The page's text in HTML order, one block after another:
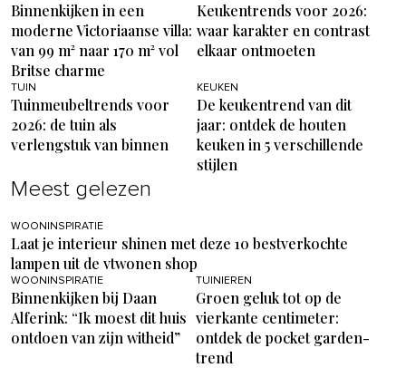
Binnenkijken in een
moderne Victoriaanse villa:
van 99 m² naar 170 m² vol
Britse charme
Keukentrends voor 2026:
waar karakter en contrast
elkaar ontmoeten
TUIN
Tuinmeubeltrends voor
2026: de tuin als
verlengstuk van binnen
KEUKEN
De keukentrend van dit
jaar: ontdek de houten
keuken in 5 verschillende
stijlen
Meest gelezen
WOONINSPIRATIE
Laat je interieur shinen met deze 10 bestverkochte
lampen uit de vtwonen shop
WOONINSPIRATIE
Binnenkijken bij Daan
Alferink: “Ik moest dit huis
ontdoen van zijn witheid”
TUINIEREN
Groen geluk tot op de
vierkante centimeter:
ontdek de pocket garden-
trend